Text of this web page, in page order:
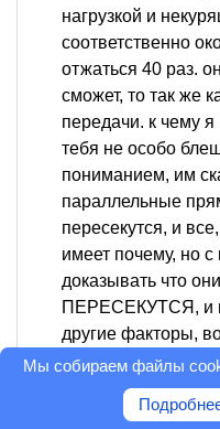
нагрузкой и
соответственно
отжаться 40 раз.
сможет, то так же
передачи. к чему
тебя не особо
пониманием, им
параллельные
пересекутся, и
имеет почему, но с
доказывать что
ПЕРЕСЕКУТСЯ, и
другие факторы,
а то что
искривлено, ему
надо, меньше
Мы собираем файлы